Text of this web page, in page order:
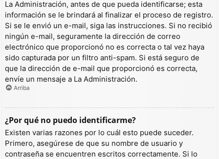
La Administración, antes de que pueda identificarse; esta
información se le brindará al finalizar el proceso de registro.
Si se le envió un e-mail, siga las instrucciones. Si no recibió
ningún e-mail, seguramente la dirección de correo
electrónico que proporcionó no es correcta o tal vez haya
sido capturada por un filtro anti-spam. Si está seguro de
que la dirección de e-mail que proporcionó es correcta,
envíe un mensaje a La Administración.
Arriba
¿Por qué no puedo identificarme?
Existen varias razones por lo cuál esto puede suceder.
Primero, asegúrese de que su nombre de usuario y
contraseña se encuentren escritos correctamente. Si lo